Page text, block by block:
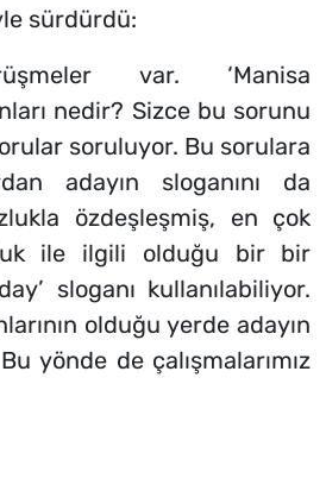
sürdürdü:
var. ‘Manisa
nedir? Sizce bu sorunu
soruluyor. Bu sorulara
adayın sloganını da
özdeşleşmiş, en çok
ile ilgili olduğu bir bir
sloganı kullanılabiliyor.
olduğu yerde adayın
yönde de çalışmalarımız